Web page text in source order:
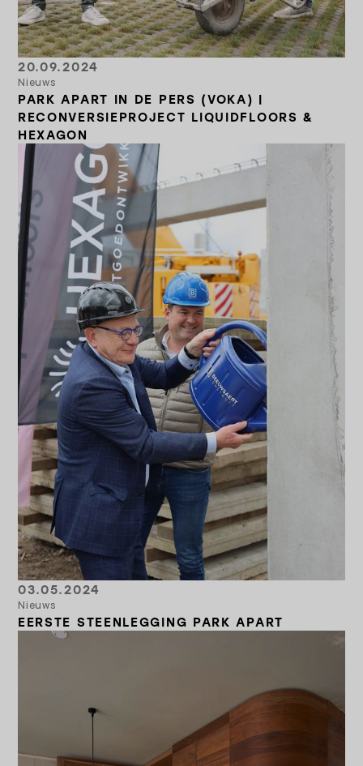
PARK APART IN DE PERS (VOKA) |
RECONVERSIEPROJECT LIQUIDFLOORS &
HEXAGON
20.09.2024
Nieuws
EERSTE STEENLEGGING PARK APART
03.05.2024
Nieuws